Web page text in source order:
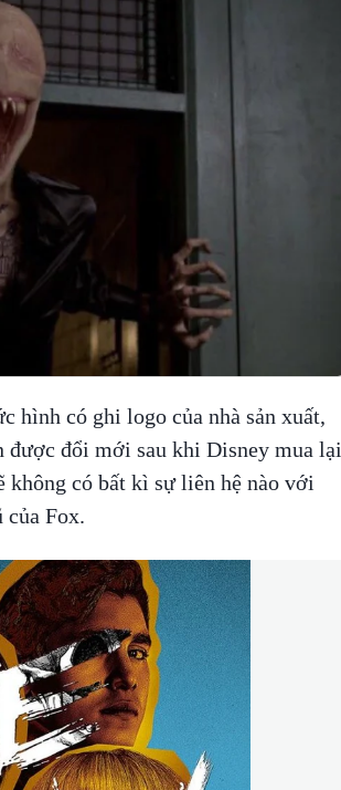
hình có ghi logo của nhà sản xuất,
được đổi mới sau khi Disney mua lại
không có bất kì sự liên hệ nào với
của Fox.